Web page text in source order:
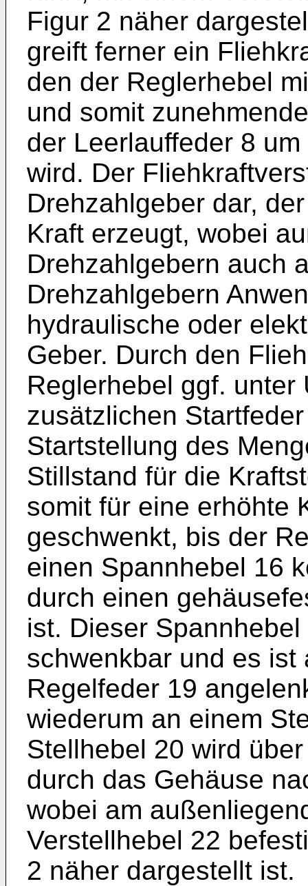
Figur 2 näher
greift ferner ein
den der Reglerhebel
und somit
der Leerlauffeder 8
wird. Der
Drehzahlgeber dar,
Kraft erzeugt, wobei
Drehzahlgebern auch
Drehzahlgebern
hydraulische oder
Geber. Durch den
Reglerhebel ggf. unter
zusätzlichen
Startstellung des
Stillstand für die
somit für eine erhöhte
geschwenkt, bis der
einen Spannhebel 16
durch einen
ist. Dieser
schwenkbar und es
Regelfeder 19
wiederum an einem
Stellhebel 20 wird
durch das Gehäuse
wobei am
Verstellhebel 22
2 näher dargestellt ist.